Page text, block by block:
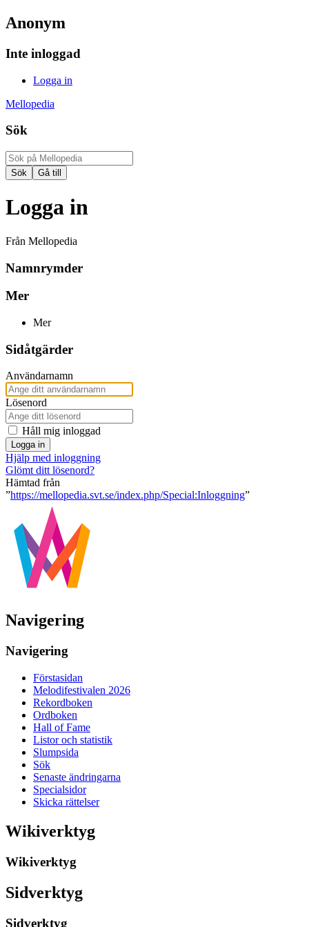
Anonym
Inte inloggad
Logga in
Mellopedia
Sök
Logga in
Från Mellopedia
Namnrymder
Mer
Mer
Sidåtgärder
Användarnamn
Lösenord
Håll mig inloggad
Logga in
Hjälp med inloggning
Glömt ditt lösenord?
Hämtad från
”https://mellopedia.svt.se/index.php/Special:Inloggning”
Navigering
Navigering
Förstasidan
Melodifestivalen 2026
Rekordboken
Ordboken
Hall of Fame
Listor och statistik
Slumpsida
Sök
Senaste ändringarna
Specialsidor
Skicka rättelser
Wikiverktyg
Wikiverktyg
Sidverktyg
Sidverktyg